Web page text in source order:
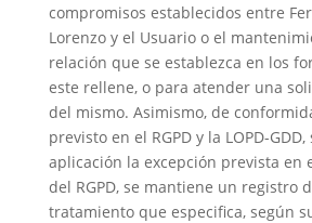
compromisos establecidos entre
Lorenzo y el Usuario o el
relación que se establezca en los
este rellene, o para atender una
del mismo. Asimismo, de
previsto en el RGPD y la LOPD-
aplicación la excepción prevista en
del RGPD, se mantiene un registro
tratamiento que especifica, según